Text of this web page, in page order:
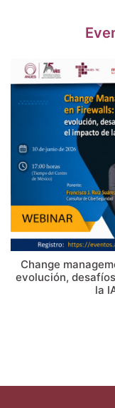
Change
evolución,
la